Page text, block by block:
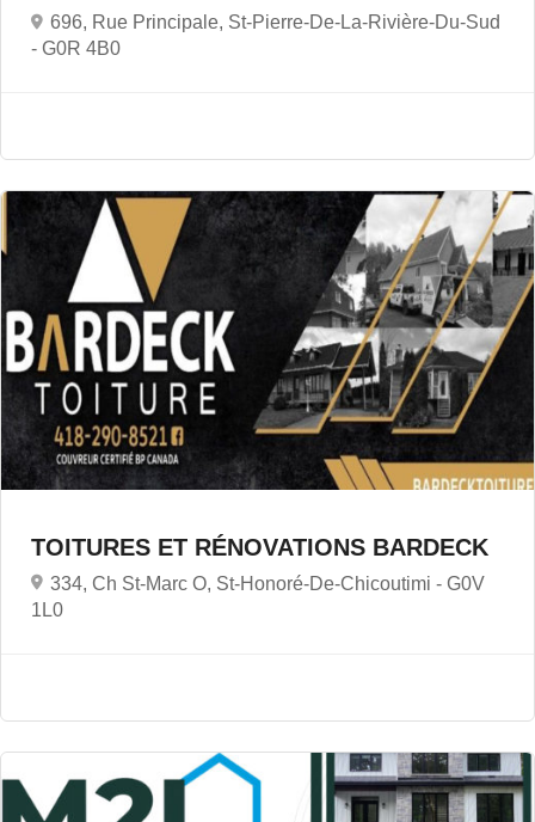
696, Rue Principale, St-Pierre-De-La-Rivière-Du-Sud
- G0R 4B0
TOITURES ET RÉNOVATIONS BARDECK
334, Ch St-Marc O, St-Honoré-De-Chicoutimi - G0V
1L0